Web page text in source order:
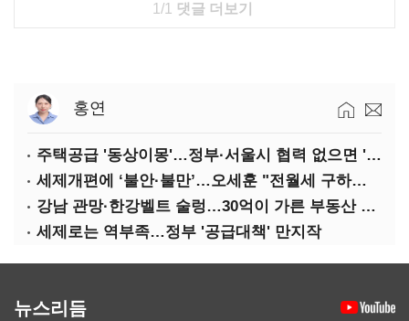
1/1 댓글 더보기
홍연
주택공급 '동상이몽'…정부·서울시 협력 없으면 '공수표'
세제개편에 ‘불안·불만’…오세훈 "전월세 구하기 더 힘들어질 것"
강남 관망·한강벨트 술렁…30억이 가른 부동산 민심
세제로는 역부족…정부 '공급대책' 만지작
뉴스리듬